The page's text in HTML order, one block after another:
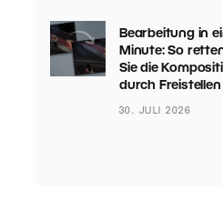
Bearbeitung in
Minute: So
Sie die
durch Freistellen
30. JULI 2026